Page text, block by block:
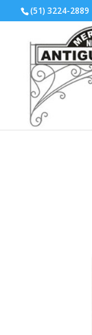
(51) 3224-2889